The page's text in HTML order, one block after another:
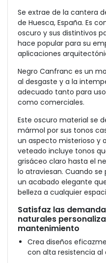
Se extrae de la cantera
de Huesca, España. Es
oscuro y sus distintivos
hace popular para su
aplicaciones
Negro Canfranc es un
al desgaste y a la
adecuado tanto para
como comerciales.
Este oscuro material se
mármol por sus tonos
un aspecto misterioso y
veteado incluye tonos
grisáceo claro hasta el
lo atraviesan. Cuando
un acabado elegante
belleza a cualquier
Satisfaz las
naturales
mantenimiento
Crea diseños
con alta resistencia al